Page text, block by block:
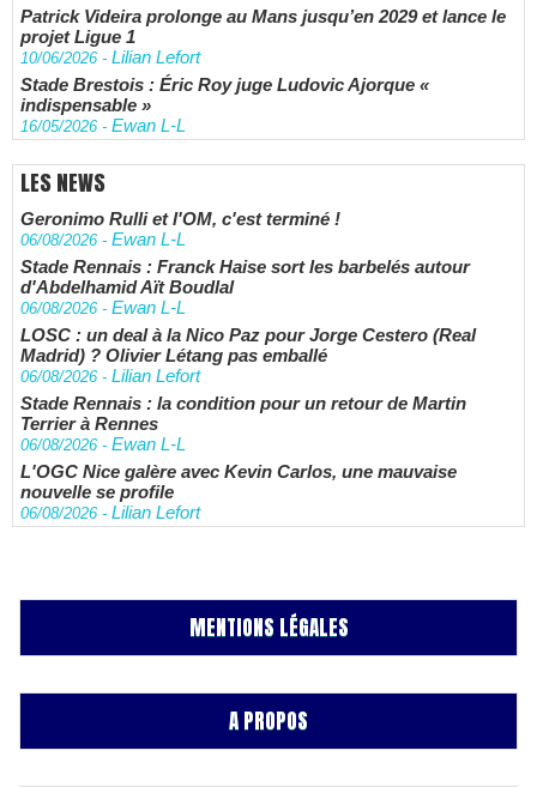
Patrick Videira prolonge au Mans jusqu’en 2029 et lance le
projet Ligue 1
10/06/2026 - Lilian Lefort
Stade Brestois : Éric Roy juge Ludovic Ajorque «
indispensable »
16/05/2026 - Ewan L-L
LES NEWS
Geronimo Rulli et l'OM, c'est terminé !
06/08/2026 - Ewan L-L
Stade Rennais : Franck Haise sort les barbelés autour
d'Abdelhamid Aït Boudlal
06/08/2026 - Ewan L-L
LOSC : un deal à la Nico Paz pour Jorge Cestero (Real
Madrid) ? Olivier Létang pas emballé
06/08/2026 - Lilian Lefort
Stade Rennais : la condition pour un retour de Martin
Terrier à Rennes
06/08/2026 - Ewan L-L
L'OGC Nice galère avec Kevin Carlos, une mauvaise
nouvelle se profile
06/08/2026 - Lilian Lefort
MENTIONS LÉGALES
A PROPOS